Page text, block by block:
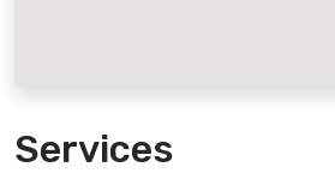
Services